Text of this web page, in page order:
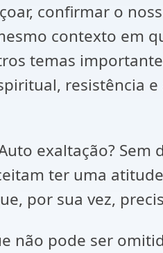
confirmar o
contexto em
temas
resistência
exaltação?
ter uma
por sua vez,
não pode ser